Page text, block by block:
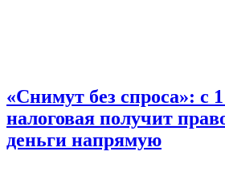
«Снимут без спроса»: с
налоговая получит
деньги напрямую